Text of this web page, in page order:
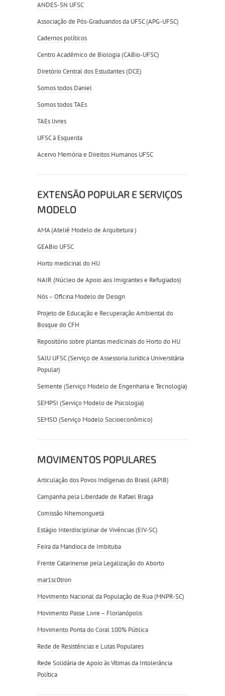
ANDES-SN UFSC
Associação de Pós-Graduandos da UFSC (APG-UFSC)
Cadernos políticos
Centro Acadêmico de Biologia (CABio-UFSC)
Diretório Central dos Estudantes (DCE)
Somos todos Daniel
Somos todos TAEs
TAEs livres
UFSC à Esquerda
Acervo Memória e Direitos Humanos UFSC
EXTENSÃO POPULAR E SERVIÇOS
MODELO
AMA (Ateliê Modelo de Arquitetura )
GEABio UFSC
Horto medicinal do HU
NAIR (Núcleo de Apoio aos Imigrantes e Refugiados)
Nós – Oficina Modelo de Design
Projeto de Educação e Recuperação Ambiental do
Bosque do CFH
Repositório sobre plantas medicinais do Horto do HU
SAJU UFSC (Serviço de Assessoria Jurídica Universitária
Popular)
Semente (Serviço Modelo de Engenharia e Tecnologia)
SEMPSI (Serviço Modelo de Psicologia)
SEMSO (Serviço Modelo Socioeconômico)
MOVIMENTOS POPULARES
Articulação dos Povos Indígenas do Brasil (APIB)
Campanha pela Liberdade de Rafael Braga
Comissão Nhemonguetá
Estágio Interdisciplinar de Vivências (EIV-SC)
Feira da Mandioca de Imbituba
Frente Catarinense pela Legalização do Aborto
mar1sc0tron
Movimento Nacional da População de Rua (MNPR-SC)
Movimento Passe Livre – Florianópolis
Movimento Ponta do Coral 100% Pública
Rede de Resistências e Lutas Populares
Rede Solidária de Apoio às Vítimas da Intolerância
Política